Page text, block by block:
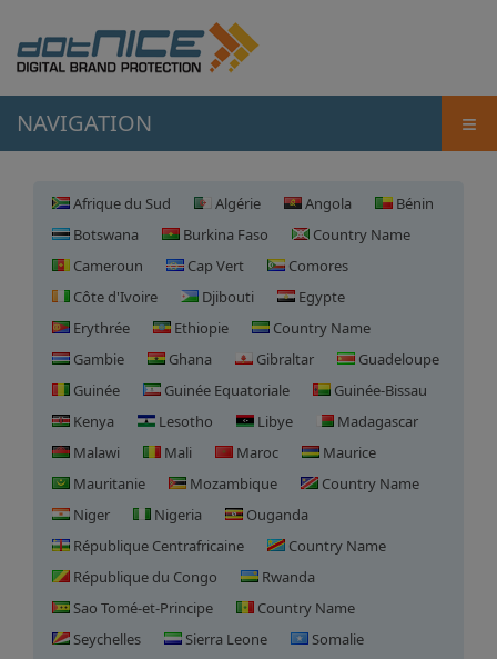
NAVIGATION ≡
Afrique du Sud Algérie Angola
Bénin
Botswana
Burkina Faso
Country Name
Cameroun
Cap Vert
Comores
Côte d'Ivoire
Djibouti
Egypte
Erythrée
Ethiopie
Country Name
Gambie
Ghana Gibraltar
Guadeloupe
Guinée
Guinée Equatoriale
Guinée-Bissau
Kenya
Lesotho Libye
Madagascar
Malawi
Mali Maroc
Maurice
Mauritanie
Mozambique
Country Name
Niger
Nigeria
Ouganda
République Centrafricaine
Country Name
République du Congo
Rwanda
Sao Tomé-et-Principe
Country Name
Seychelles
Sierra Leone
Somalie